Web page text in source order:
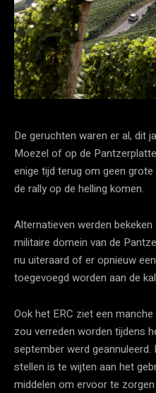
De geruchten waren er al, dit
Moezel of op de
enige tijd terug om geen
de rally op de helling komen.
Alternatieven werden
militaire domein van de
nu uiteraard of er opnieuw
toegevoegd worden aan de
Ook het ERC ziet een
zou verreden worden tijdens
september werd
stellen is te wijten aan het
middelen om ervoor te